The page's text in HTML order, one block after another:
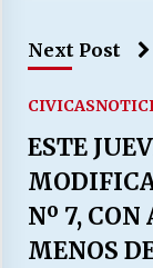
Next Post
CIVICAS
ESTE
Nº 7, CON
MENOS